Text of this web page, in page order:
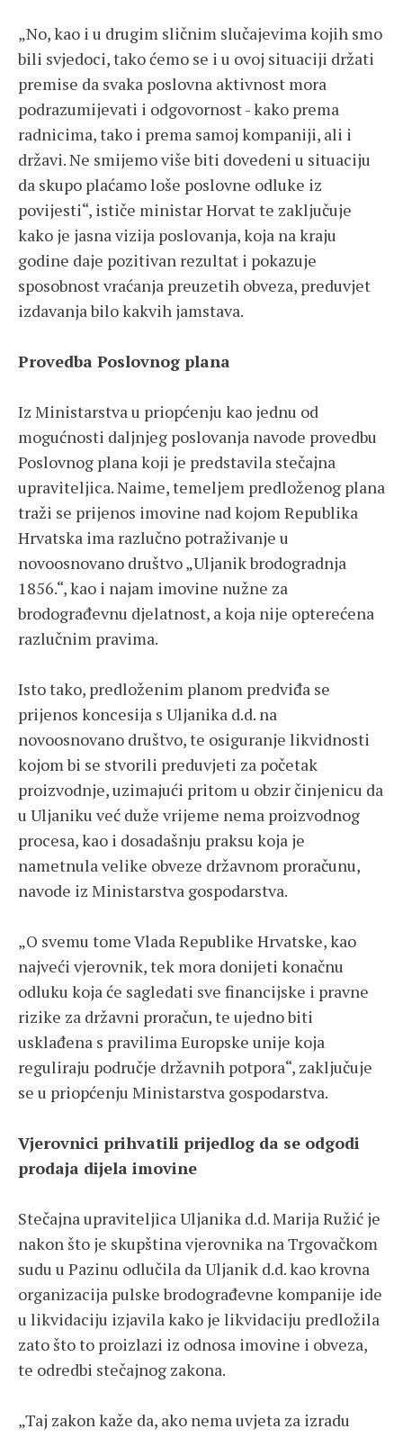
„No, kao i u drugim sličnim slučajevima kojih smo
bili svjedoci, tako ćemo se i u ovoj situaciji držati
premise da svaka poslovna aktivnost mora
podrazumijevati i odgovornost - kako prema
radnicima, tako i prema samoj kompaniji, ali i
državi. Ne smijemo više biti dovedeni u situaciju
da skupo plaćamo loše poslovne odluke iz
povijesti“, ističe ministar Horvat te zaključuje
kako je jasna vizija poslovanja, koja na kraju
godine daje pozitivan rezultat i pokazuje
sposobnost vraćanja preuzetih obveza, preduvjet
izdavanja bilo kakvih jamstava.
Provedba Poslovnog plana
Iz Ministarstva u priopćenju kao jednu od
mogućnosti daljnjeg poslovanja navode provedbu
Poslovnog plana koji je predstavila stečajna
upraviteljica. Naime, temeljem predloženog plana
traži se prijenos imovine nad kojom Republika
Hrvatska ima razlučno potraživanje u
novoosnovano društvo „Uljanik brodogradnja
1856.“, kao i najam imovine nužne za
brodograđevnu djelatnost, a koja nije opterećena
razlučnim pravima.
Isto tako, predloženim planom predviđa se
prijenos koncesija s Uljanika d.d. na
novoosnovano društvo, te osiguranje likvidnosti
kojom bi se stvorili preduvjeti za početak
proizvodnje, uzimajući pritom u obzir činjenicu da
u Uljaniku već duže vrijeme nema proizvodnog
procesa, kao i dosadašnju praksu koja je
nametnula velike obveze državnom proračunu,
navode iz Ministarstva gospodarstva.
„O svemu tome Vlada Republike Hrvatske, kao
najveći vjerovnik, tek mora donijeti konačnu
odluku koja će sagledati sve financijske i pravne
rizike za državni proračun, te ujedno biti
usklađena s pravilima Europske unije koja
reguliraju područje državnih potpora“, zaključuje
se u priopćenju Ministarstva gospodarstva.
Vjerovnici prihvatili prijedlog da se odgodi
prodaja dijela imovine
Stečajna upraviteljica Uljanika d.d. Marija Ružić je
nakon što je skupština vjerovnika na Trgovačkom
sudu u Pazinu odlučila da Uljanik d.d. kao krovna
organizacija pulske brodograđevne kompanije ide
u likvidaciju izjavila kako je likvidaciju predložila
zato što to proizlazi iz odnosa imovine i obveza,
te odredbi stečajnog zakona.
„Taj zakon kaže da, ako nema uvjeta za izradu